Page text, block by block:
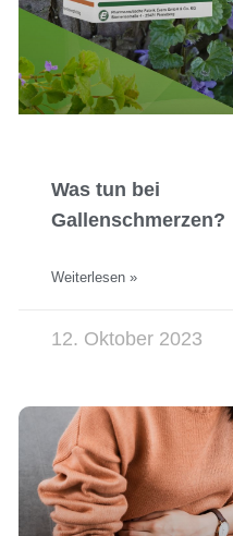
Was tun bei
Gallenschmerzen?
Weiterlesen »
12. Oktober 2023